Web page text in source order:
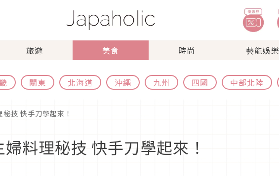
旅遊 美食 時尚 藝能娛樂
關東 北海道 沖繩 九州 四國 中部北陸
技 快手刀學起來！
料理秘技 快手刀學起來！